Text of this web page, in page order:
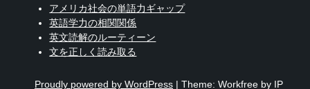
アメリカ社会の単語力ギャップ
英語学力の相関関係
英文読解のルーティーン
文を正しく読み取る
Proudly powered by WordPress | Theme: Workfree by IP